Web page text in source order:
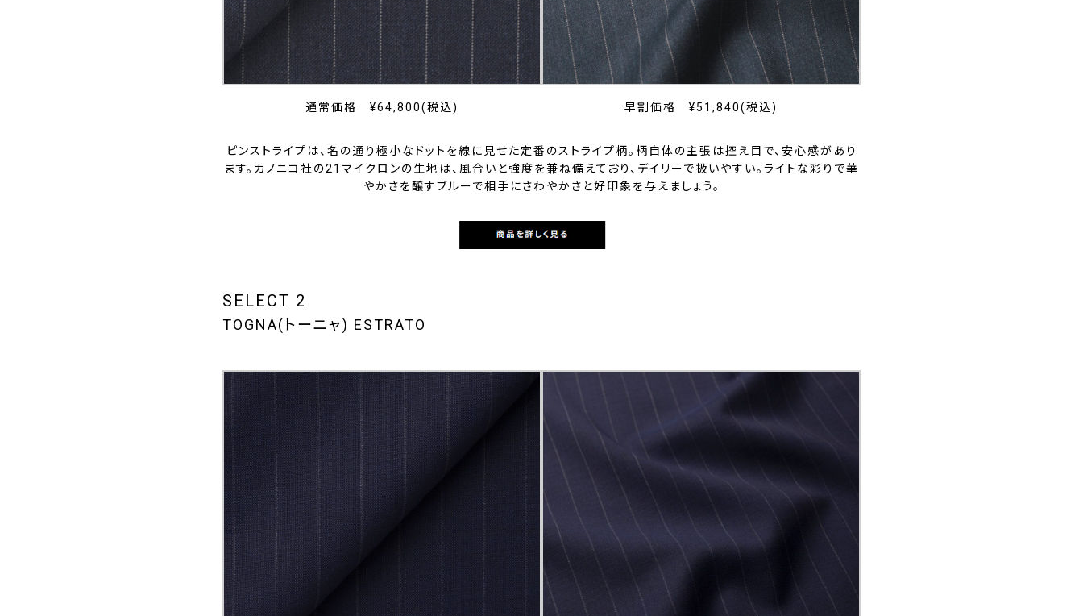
通常価格 ¥64,800(税込) 早割価格 ¥51,840(税込)
ピンストライプは、名の通り極小なドットを線に見せた定番のストライプ柄。柄自体の主張は控え目で、安心感があり
ます。カノニコ社の21マイクロンの生地は、風合いと強度を兼ね備えており、デイリーで扱いやすい。ライトな彩りで華
やかさを醸すブルーで相手にさわやかさと好印象を与えましょう。
SELECT 2
TOGNA(トーニャ) ESTRATO